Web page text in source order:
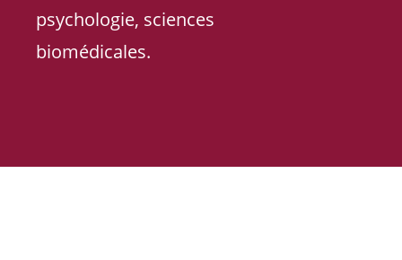
psychologie, sciences
biomédicales.